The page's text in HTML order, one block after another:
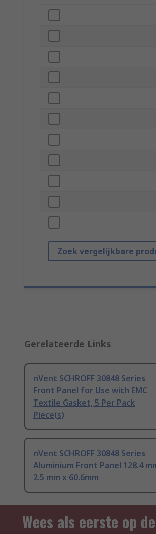
Zoek vergelijkbare
Gerelateerde Links
nVent SCHROFF 30848 Series
Front Panel for Use with EMC
Textile Gasket, 5 Per Pack
Piece(s)
nVent SCHROFF 30848 Series
Aluminium Front Panel 128.4
2.5 mm x 60.6mm
Wees als eerste op